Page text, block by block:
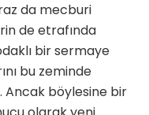
da mecburi
de etrafında
bir sermaye
bu zeminde
Ancak böylesine bir